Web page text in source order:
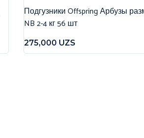
Подгузники Offspring Арбузы
NB 2-4 кг 56 шт
275,000 UZS